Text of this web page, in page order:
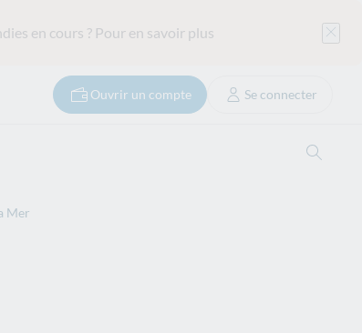
en cours ? Pour en savoir plus
Ouvrir un compte Se connecter
Mer